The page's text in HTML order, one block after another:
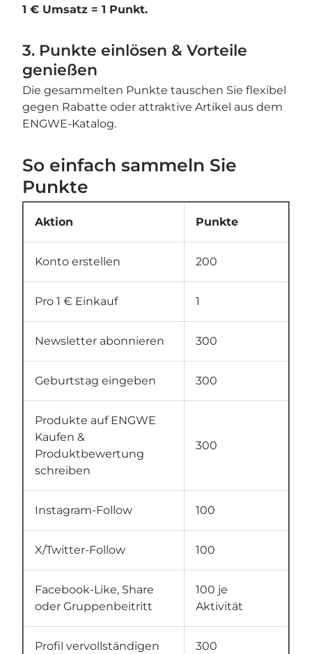
1 € Umsatz = 1 Punkt.
3. Punkte einlösen & Vorteile
genießen
Die gesammelten Punkte tauschen Sie flexibel
gegen Rabatte oder attraktive Artikel aus dem
ENGWE-Katalog.
So einfach sammeln Sie
Punkte
Aktion Punkte
Konto erstellen 200
Pro 1 € Einkauf 1
Newsletter abonnieren 300
Geburtstag eingeben 300
Produkte auf ENGWE
Kaufen &
Produktbewertung
schreiben
300
Instagram-Follow 100
X/Twitter-Follow 100
Facebook-Like, Share
oder Gruppenbeitritt
100 je
Aktivität
Profil vervollständigen 300